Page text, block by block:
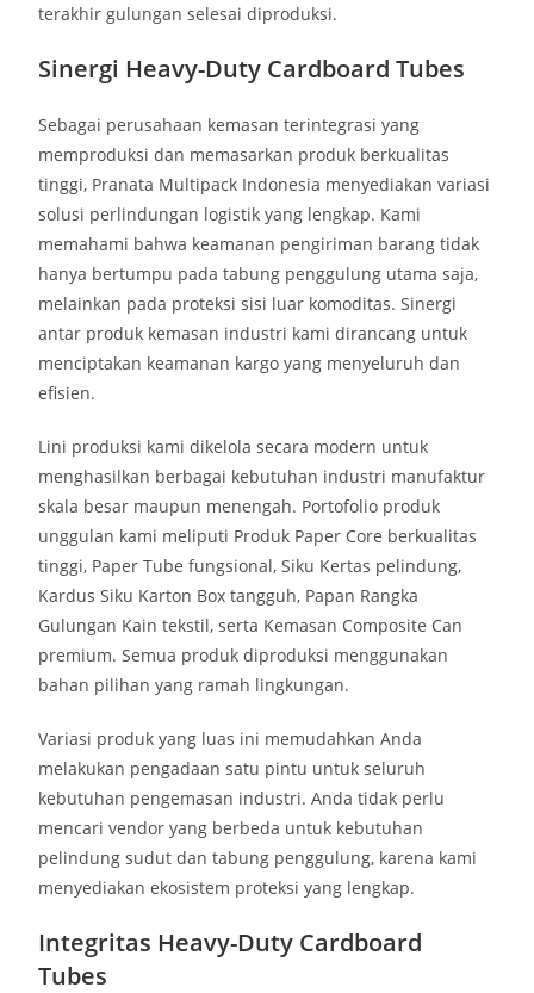
terakhir gulungan selesai diproduksi.
Sinergi Heavy-Duty Cardboard Tubes
Sebagai perusahaan kemasan terintegrasi yang
memproduksi dan memasarkan produk berkualitas
tinggi, Pranata Multipack Indonesia menyediakan variasi
solusi perlindungan logistik yang lengkap. Kami
memahami bahwa keamanan pengiriman barang tidak
hanya bertumpu pada tabung penggulung utama saja,
melainkan pada proteksi sisi luar komoditas. Sinergi
antar produk kemasan industri kami dirancang untuk
menciptakan keamanan kargo yang menyeluruh dan
efisien.
Lini produksi kami dikelola secara modern untuk
menghasilkan berbagai kebutuhan industri manufaktur
skala besar maupun menengah. Portofolio produk
unggulan kami meliputi Produk Paper Core berkualitas
tinggi, Paper Tube fungsional, Siku Kertas pelindung,
Kardus Siku Karton Box tangguh, Papan Rangka
Gulungan Kain tekstil, serta Kemasan Composite Can
premium. Semua produk diproduksi menggunakan
bahan pilihan yang ramah lingkungan.
Variasi produk yang luas ini memudahkan Anda
melakukan pengadaan satu pintu untuk seluruh
kebutuhan pengemasan industri. Anda tidak perlu
mencari vendor yang berbeda untuk kebutuhan
pelindung sudut dan tabung penggulung, karena kami
menyediakan ekosistem proteksi yang lengkap.
Integritas Heavy-Duty Cardboard
Tubes